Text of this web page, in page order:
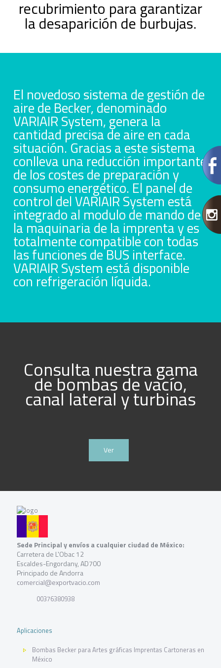
recubrimiento para garantizar
la desaparición de burbujas.
El novedoso sistema de gestión de
aire de Becker, denominado
VARIAIR System, genera la
cantidad precisa de aire en cada
situación. Gracias a este sistema
conlleva una reducción importante
de los costes de preparación y
consumo energético. El panel de
control del VARIAIR System está
integrado al modulo de mando de
la maquinaria de la imprenta y es
totalmente compatible con todas
las funciones de BUS interface.
VARIAIR System está disponible
con refrigeración líquida.
Consulta nuestra gama
de bombas de vacío,
canal lateral y turbinas
Ver
Sede Principal y envíos a cualquier ciudad de México:
Carretera de L'Obac 12
Escaldes-Engordany, AD700
Principado de Andorra
comercial@exportvacio.com
00376380938
Aplicaciones
Bombas Becker para Artes gráficas Imprentas Cartoneras en
México